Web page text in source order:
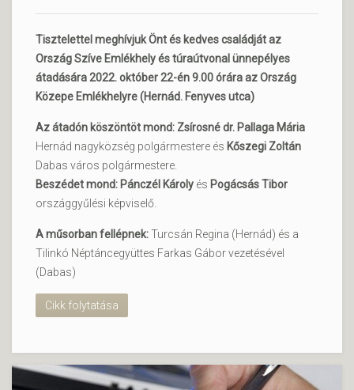
Tisztelettel meghívjuk Önt és kedves családját az
Ország Szíve Emlékhely és túraútvonal ünnepélyes
átadására 2022. október 22-én 9.00 órára az Ország
Közepe Emlékhelyre (Hernád. Fenyves utca)
Az átadón köszöntöt mond: Zsírosné dr. Pallaga Mária
Hernád nagyközség polgármestere és Kőszegi Zoltán
Dabas város polgármestere.
Beszédet mond: Pánczél Károly és Pogácsás Tibor
országgyűlési képviselő.
A műsorban fellépnek:Turcsán Regina (Hernád) és a
Tilinkó Néptáncegyüttes Farkas Gábor vezetésével
(Dabas)
Cikk folytatása